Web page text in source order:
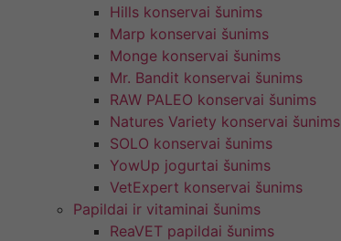
Hills konservai šunims
Marp konservai šunims
Monge konservai šunims
Mr. Bandit konservai šunims
RAW PALEO konservai šunims
Natures Variety konservai šunims
SOLO konservai šunims
YowUp jogurtai šunims
VetExpert konservai šunims
Papildai ir vitaminai šunims
ReaVET papildai šunims